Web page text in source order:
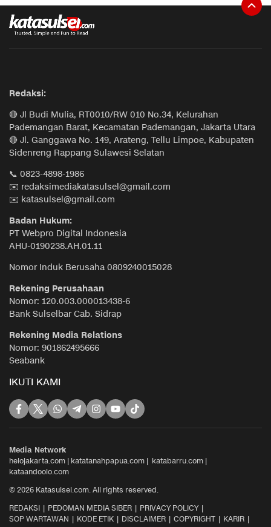
Redaksi:
🔴 Jl Budi Mulia, RT0010/RW 010 No.34, Kelurahan
Pademangan Barat, Kecamatan Pademangan, Jakarta Utara
🔴 Jl. Ganggawa No. 149, Arateng, Tellu Limpoe, Kabupaten
Sidenreng Rappang Sulawesi Selatan
📞 0823-4898-1986
✉️ redaksimediakatasulsel@gmail.com
✉️ katasulsel@gmail.com
Badan Hukum:
PT Webpro Digital Indonesia
AHU-0190238.AH.01.11
Nomor Induk Berusaha 0809240015028
Rekening Perusahaan
Nomor: 120.003.000013438-6
Bank Sulselbar Cab. Sidrap
Rekening Media Relations
Nomor: 901862495666
Seabank
IKUTI KAMI
Media Network
helojakarta.com | katatanahpapua.com | katabarru.com |
kataandoolo.com
© 2026 Katasulsel.com. All rights reserved.
REDAKSI
PEDOMAN MEDIA SIBER
PRIVACY POLICY
SOP WARTAWAN
KODE ETIK DISCLAIMER COPYRIGHT
KARIR